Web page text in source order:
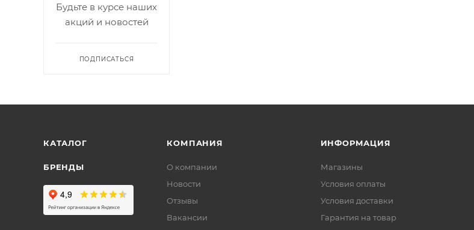
Будьте в курсе наших
акций и новостей
ПОДПИСАТЬСЯ
КАТАЛОГ
БРЕНДЫ
КОМПАНИЯ
О компании
Новости
Отзывы
Вакансии
ИНФОРМАЦИЯ
Магазины
Условия оплаты
Условия доставки
Гарантия на товар